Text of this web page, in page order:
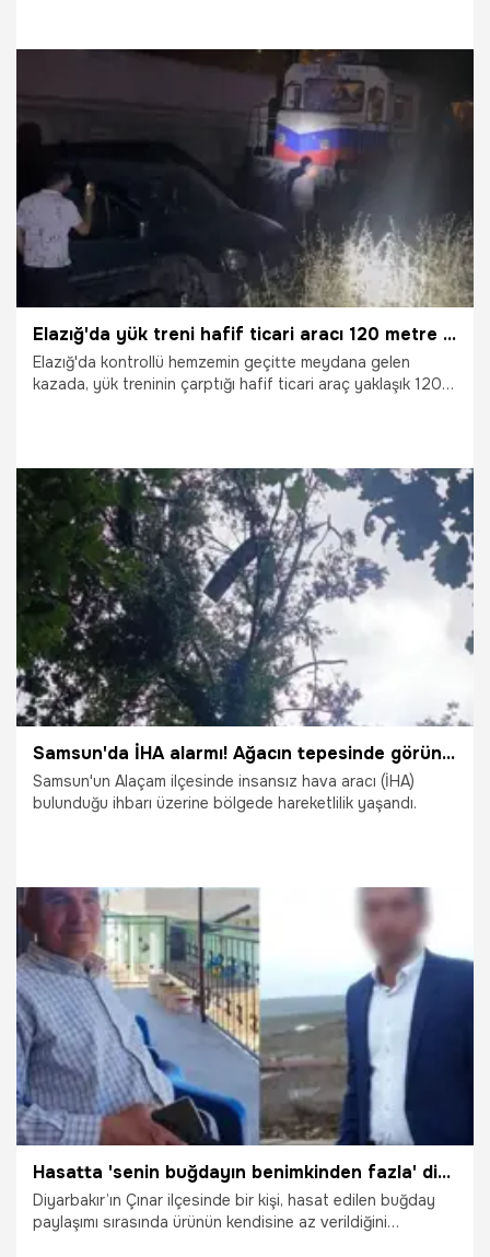
25.07.2026
Elazığ'da yük treni hafif ticari aracı 120 metre sürükledi
Elazığ'da kontrollü hemzemin geçitte meydana gelen
kazada, yük treninin çarptığı hafif ticari araç yaklaşık 120
27.06.2026 Elazığ
Samsun'da İHA alarmı! Ağacın tepesinde görünce şoka uğradılar
Samsun'un Alaçam ilçesinde insansız hava aracı (İHA)
bulunduğu ihbarı üzerine bölgede hareketlilik yaşandı.
23.06.2026 Samsun
Hasatta 'senin buğdayın benimkinden fazla' diyerek babasını öldürdü
Diyarbakır’ın Çınar ilçesinde bir kişi, hasat edilen buğday
paylaşımı sırasında ürünün kendisine az verildiğini